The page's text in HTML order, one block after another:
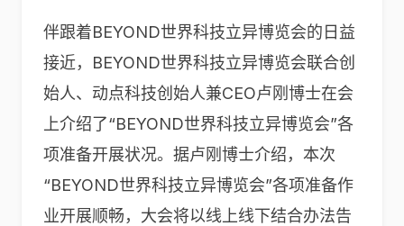
伴跟着BEYOND世界科技立异博览会的日益
接近，BEYOND世界科技立异博览会联合创
始人、动点科技创始人兼CEO卢刚博士在会
上介绍了“BEYOND世界科技立异博览会”各
项准备开展状况。据卢刚博士介绍，本次
“BEYOND世界科技立异博览会”各项准备作
业开展顺畅，大会将以线上线下结合办法告